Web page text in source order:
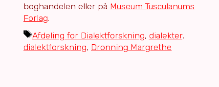
boghandelen eller på Museum Tusculanums
Forlag
Tags
Afdeling for Dialektforskning, dialekter,
dialektforskning, Dronning Margrethe